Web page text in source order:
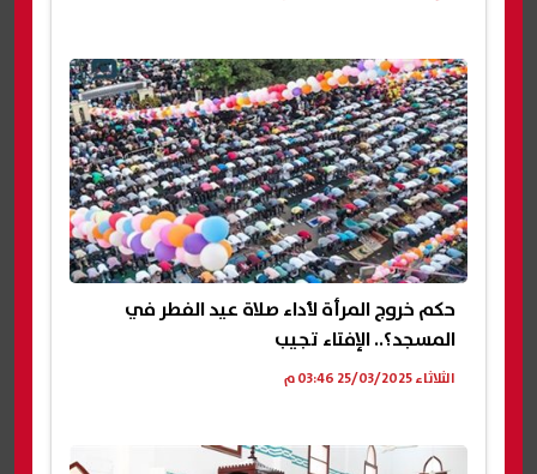
حكم خروج المرأة لأداء صلاة عيد الفطر في
المسجد؟.. الإفتاء تجيب
الثلاثاء 25/03/2025 03:46 م